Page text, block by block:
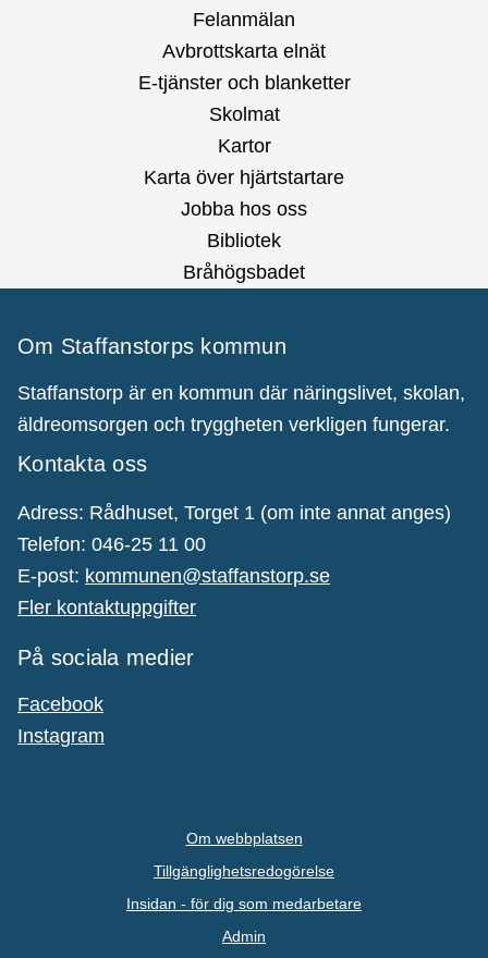
Felanmälan
Avbrottskarta elnät
E-tjänster och blanketter
Skolmat
Kartor
Karta över hjärtstartare
Jobba hos oss
Bibliotek
Bråhögsbadet
Om Staffanstorps kommun
Staffanstorp är en kommun där näringslivet, skolan,
äldreomsorgen och tryggheten verkligen fungerar.
Kontakta oss
Adress: Rådhuset, Torget 1 (om inte annat anges)
Telefon: 046-25 11 00
E-post: kommunen@staffanstorp.se
Fler kontaktuppgifter
På sociala medier
Facebook
Instagram
Om webbplatsen
Tillgänglighetsredogörelse
Insidan - för dig som medarbetare
Admin